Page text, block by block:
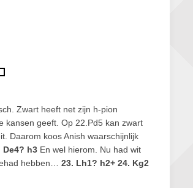
Zwart heeft net zijn h-pion
kansen geeft. Op 22.Pd5 kan zwart
Daarom koos Anish waarschijnlijk
De4? h3 En wel hierom. Nu had wit
hebben… 23. Lh1? h2+ 24. Kg2